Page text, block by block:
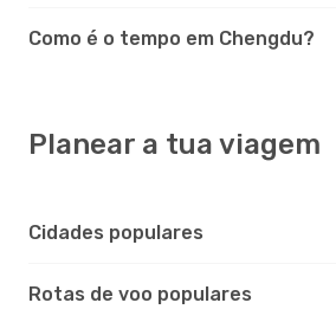
Como é o tempo em Chengdu?
Planear a tua viagem
Cidades populares
Rotas de voo populares